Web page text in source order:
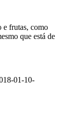
e frutas, como
que está de
01-10-